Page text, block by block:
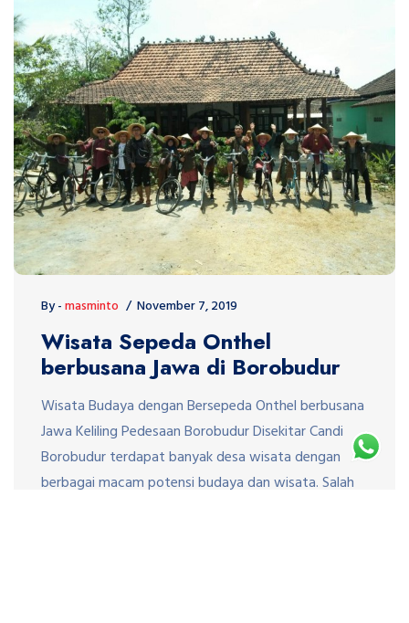
By -masminto November 7, 2019
Wisata Sepeda Onthel
berbusana Jawa di Borobudur
Wisata Budaya dengan Bersepeda Onthel berbusana
Jawa Keliling Pedesaan Borobudur Disekitar Candi
Borobudur terdapat banyak desa wisata dengan
berbagai macam potensi budaya dan wisata. Salah